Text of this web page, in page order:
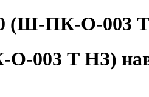
ПК-О-003 Т
003 Т НЗ)